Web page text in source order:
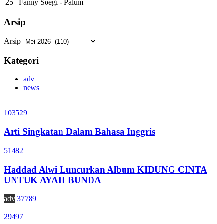
25
Fanny Soegi - Palum
Arsip
Arsip
Kategori
adv
news
103529
Arti Singkatan Dalam Bahasa Inggris
51482
Haddad Alwi Luncurkan Album KIDUNG CINTA
UNTUK AYAH BUNDA
adv 37789
29497